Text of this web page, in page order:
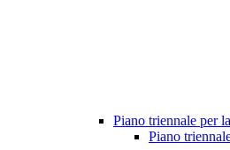
Piano triennale per
Piano